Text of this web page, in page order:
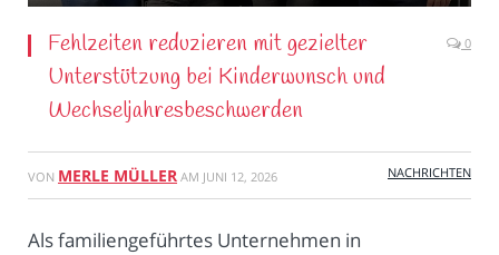
Fehlzeiten reduzieren mit gezielter
Unterstützung bei Kinderwunsch und
Wechseljahresbeschwerden
0
VON MERLE MÜLLER AM JUNI 12, 2026 NACHRICHTEN
Als familiengeführtes Unternehmen in